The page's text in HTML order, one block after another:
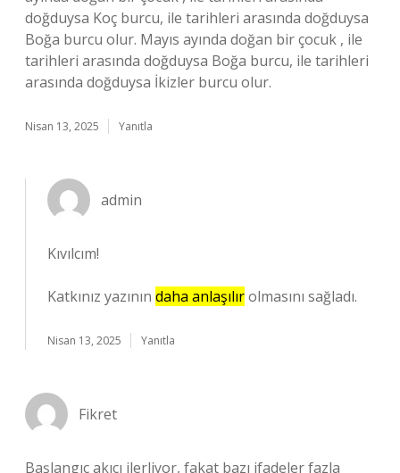
doğduysa Koç burcu, ile tarihleri arasında doğduysa
Boğa burcu olur. Mayıs ayında doğan bir çocuk , ile
tarihleri arasında doğduysa Boğa burcu, ile tarihleri
arasında doğduysa İkizler burcu olur.
Nisan 13, 2025 Yanıtla
admin
Kıvılcım!
Katkınız yazının daha anlaşılırolmasını sağladı.
Nisan 13, 2025 Yanıtla
Fikret
Başlangıç akıcı ilerliyor, fakat bazı ifadeler fazla